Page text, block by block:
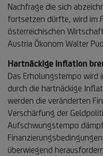
Nachfrage die sich
fortsetzen dürfte, wird im
österreichischen
Austria Ökonom Walter
Hartnäckige Inflation
Das Erholungstempo wird
durch die hartnäckige
werden die veränderten
Verschärfung der
Aufschwungstempo
überwiegend